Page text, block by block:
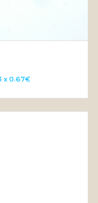
x 0.67€